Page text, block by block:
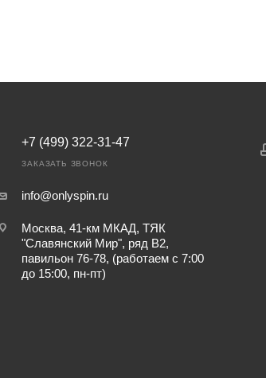
+7 (499) 322-31-47
ЗАКАЗАТЬ ЗВОНОК
info@onlyspin.ru
Москва, 41-км МКАД, ТЯК
"Славянский Мир", ряд В2,
павильон 76-78, (работаем с 7:00
до 15:00, пн-пт)